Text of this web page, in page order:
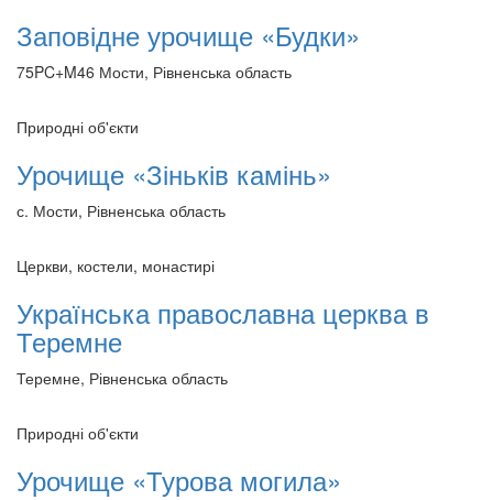
Заповідне урочище «Будки»
75PC+M46 Мости, Рівненська область
Природні об'єкти
Урочище «Зіньків камінь»
с. Мости, Рівненська область
Церкви, костели, монастирі
Українська православна церква в
Теремне
Теремне, Рівненська область
Природні об'єкти
Урочище «Турова могила»